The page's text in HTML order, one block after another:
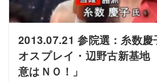
2013.07.21 参院選：糸数
オスプレイ・辺野古新基地
意はＮＯ！」